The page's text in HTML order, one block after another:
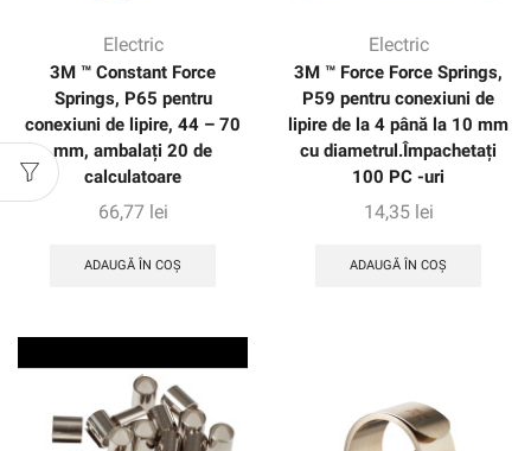
Electric
3M ™ Constant Force
Springs, P65 pentru
conexiuni de lipire, 44 – 70
mm, ambalați 20 de
calculatoare
66,77 lei
ADAUGĂ ÎN COȘ
Electric
3M ™ Force Force Springs,
P59 pentru conexiuni de
lipire de la 4 până la 10 mm
cu diametrul.Împachetați
100 PC -uri
14,35 lei
ADAUGĂ ÎN COȘ